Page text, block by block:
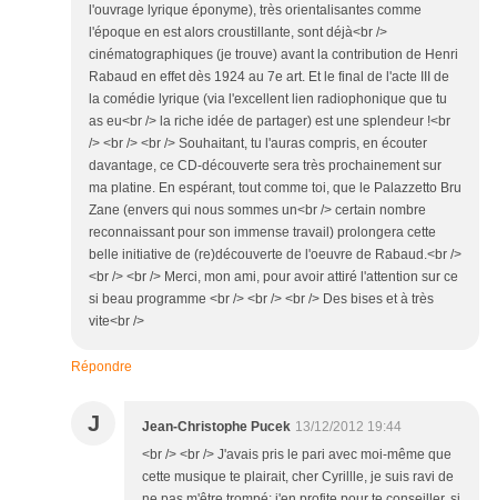
l'ouvrage lyrique éponyme), très orientalisantes comme
l'époque en est alors croustillante, sont déjà<br />
cinématographiques (je trouve) avant la contribution de Henri
Rabaud en effet dès 1924 au 7e art. Et le final de l'acte III de
la comédie lyrique (via l'excellent lien radiophonique que tu
as eu<br /> la riche idée de partager) est une splendeur !<br
/> <br /> <br /> Souhaitant, tu l'auras compris, en écouter
davantage, ce CD-découverte sera très prochainement sur
ma platine. En espérant, tout comme toi, que le Palazzetto Bru
Zane (envers qui nous sommes un<br /> certain nombre
reconnaissant pour son immense travail) prolongera cette
belle initiative de (re)découverte de l'oeuvre de Rabaud.<br />
<br /> <br /> Merci, mon ami, pour avoir attiré l'attention sur ce
si beau programme <br /> <br /> <br /> Des bises et à très
vite<br />
Répondre
J Jean-Christophe Pucek 13/12/2012 19:44
<br /> <br /> J'avais pris le pari avec moi-même que
cette musique te plairait, cher Cyrillle, je suis ravi de